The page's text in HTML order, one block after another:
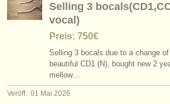
Selling 3
vocal)
Preis: 750€
Selling 3 bocals due to a change
beautiful CD1 (N), bought new 2
mellow…
Veröff.: 01 Mai 2026